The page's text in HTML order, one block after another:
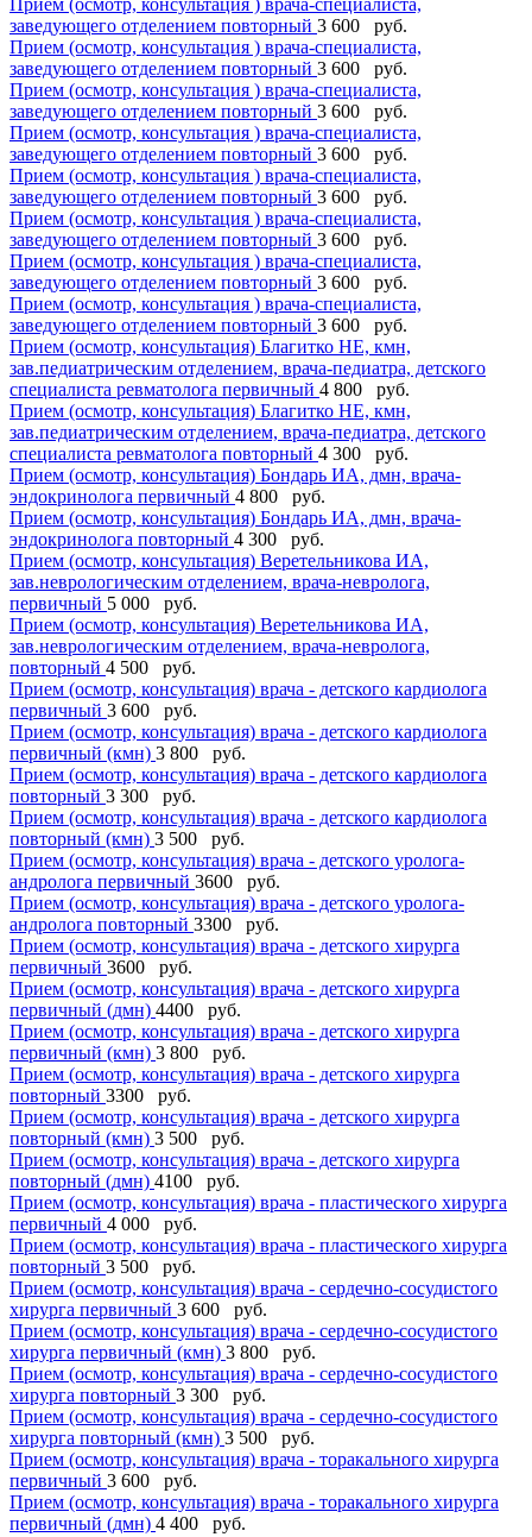
заведующего отделением повторный 3 600 руб.
Прием (осмотр, консультация ) врача-специалиста,
заведующего отделением повторный 3 600 руб.
Прием (осмотр, консультация ) врача-специалиста,
заведующего отделением повторный 3 600 руб.
Прием (осмотр, консультация ) врача-специалиста,
заведующего отделением повторный 3 600 руб.
Прием (осмотр, консультация ) врача-специалиста,
заведующего отделением повторный 3 600 руб.
Прием (осмотр, консультация ) врача-специалиста,
заведующего отделением повторный 3 600 руб.
Прием (осмотр, консультация ) врача-специалиста,
заведующего отделением повторный 3 600 руб.
Прием (осмотр, консультация ) врача-специалиста,
заведующего отделением повторный 3 600 руб.
Прием (осмотр, консультация) Благитко НЕ, кмн,
зав.педиатрическим отделением, врача-педиатра, детского
специалиста ревматолога первичный 4 800 руб.
Прием (осмотр, консультация) Благитко НЕ, кмн,
зав.педиатрическим отделением, врача-педиатра, детского
специалиста ревматолога повторный 4 300 руб.
Прием (осмотр, консультация) Бондарь ИА, дмн, врача-
эндокринолога первичный 4 800 руб.
Прием (осмотр, консультация) Бондарь ИА, дмн, врача-
эндокринолога повторный 4 300 руб.
Прием (осмотр, консультация) Веретельникова ИА,
зав.неврологическим отделением, врача-невролога,
первичный 5 000 руб.
Прием (осмотр, консультация) Веретельникова ИА,
зав.неврологическим отделением, врача-невролога,
повторный 4 500 руб.
Прием (осмотр, консультация) врача - детского кардиолога
первичный 3 600 руб.
Прием (осмотр, консультация) врача - детского кардиолога
первичный (кмн) 3 800 руб.
Прием (осмотр, консультация) врача - детского кардиолога
повторный 3 300 руб.
Прием (осмотр, консультация) врача - детского кардиолога
повторный (кмн) 3 500 руб.
Прием (осмотр, консультация) врача - детского уролога-
андролога первичный 3600 руб.
Прием (осмотр, консультация) врача - детского уролога-
андролога повторный 3300 руб.
Прием (осмотр, консультация) врача - детского хирурга
первичный 3600 руб.
Прием (осмотр, консультация) врача - детского хирурга
первичный (дмн) 4400 руб.
Прием (осмотр, консультация) врача - детского хирурга
первичный (кмн) 3 800 руб.
Прием (осмотр, консультация) врача - детского хирурга
повторный 3300 руб.
Прием (осмотр, консультация) врача - детского хирурга
повторный (кмн) 3 500 руб.
Прием (осмотр, консультация) врача - детского хирурга
повторный (дмн) 4100 руб.
Прием (осмотр, консультация) врача - пластического хирурга
первичный 4 000 руб.
Прием (осмотр, консультация) врача - пластического хирурга
повторный 3 500 руб.
Прием (осмотр, консультация) врача - сердечно-сосудистого
хирурга первичный 3 600 руб.
Прием (осмотр, консультация) врача - сердечно-сосудистого
хирурга первичный (кмн) 3 800 руб.
Прием (осмотр, консультация) врача - сердечно-сосудистого
хирурга повторный 3 300 руб.
Прием (осмотр, консультация) врача - сердечно-сосудистого
хирурга повторный (кмн) 3 500 руб.
Прием (осмотр, консультация) врача - торакального хирурга
первичный 3 600 руб.
Прием (осмотр, консультация) врача - торакального хирурга
первичный (дмн) 4 400 руб.